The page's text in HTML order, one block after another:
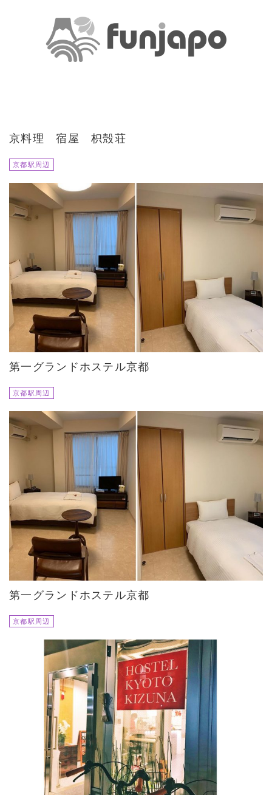
京料理 宿屋 枳殻荘
京都駅周辺
第一グランドホステル京都
京都駅周辺
第一グランドホステル京都
京都駅周辺